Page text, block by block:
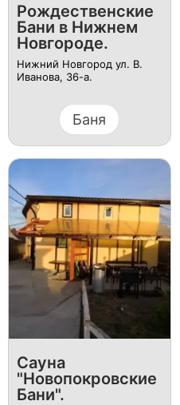
Рождественские
Бани в Нижнем
Новгороде.
Нижний Новгород ул. В.
Иванова, 36-а.
Баня
Сауна
"Новопокровские
Бани".